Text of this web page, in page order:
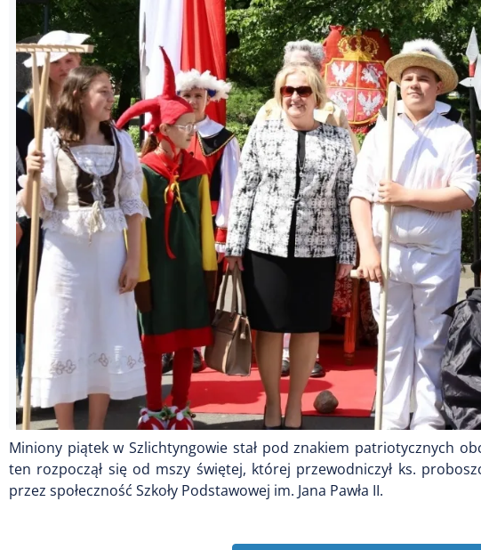
Miniony piątek w Szlichtyngowie stał pod znakiem patriotycznych
ten rozpoczął się od mszy świętej, której przewodniczył ks.
przez społeczność Szkoły Podstawowej im. Jana Pawła II.